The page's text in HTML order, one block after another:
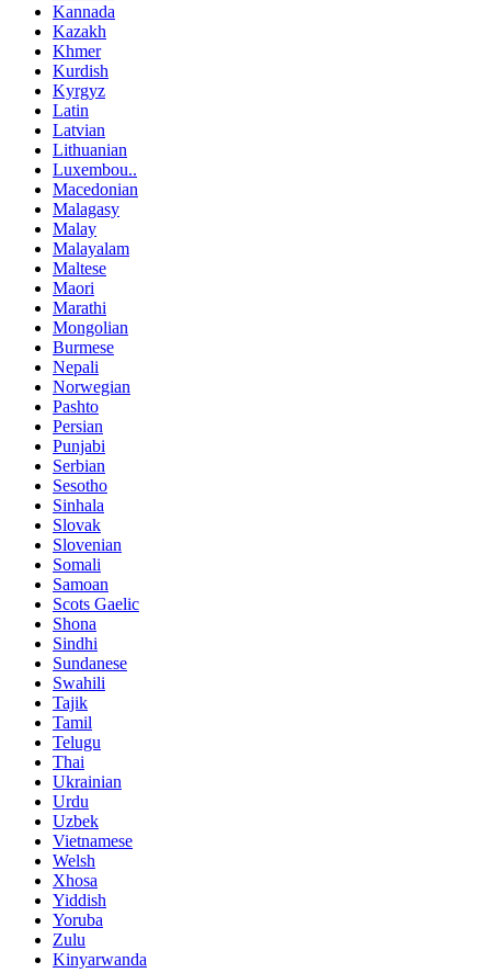
Kannada
Kazakh
Khmer
Kurdish
Kyrgyz
Latin
Latvian
Lithuanian
Luxembou..
Macedonian
Malagasy
Malay
Malayalam
Maltese
Maori
Marathi
Mongolian
Burmese
Nepali
Norwegian
Pashto
Persian
Punjabi
Serbian
Sesotho
Sinhala
Slovak
Slovenian
Somali
Samoan
Scots Gaelic
Shona
Sindhi
Sundanese
Swahili
Tajik
Tamil
Telugu
Thai
Ukrainian
Urdu
Uzbek
Vietnamese
Welsh
Xhosa
Yiddish
Yoruba
Zulu
Kinyarwanda